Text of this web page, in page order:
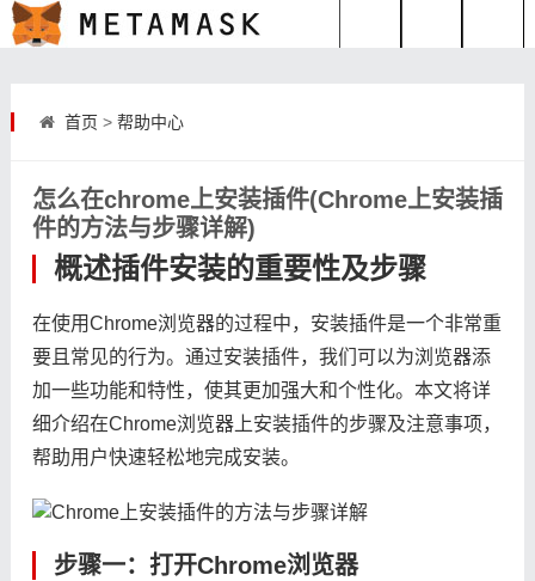
首页 > 帮助中心
怎么在chrome上安装插件(Chrome上安装插
件的方法与步骤详解)
概述插件安装的重要性及步骤
在使用Chrome浏览器的过程中，安装插件是一个非常重
要且常见的行为。通过安装插件，我们可以为浏览器添
加一些功能和特性，使其更加强大和个性化。本文将详
细介绍在Chrome浏览器上安装插件的步骤及注意事项，
帮助用户快速轻松地完成安装。
步骤一：打开Chrome浏览器